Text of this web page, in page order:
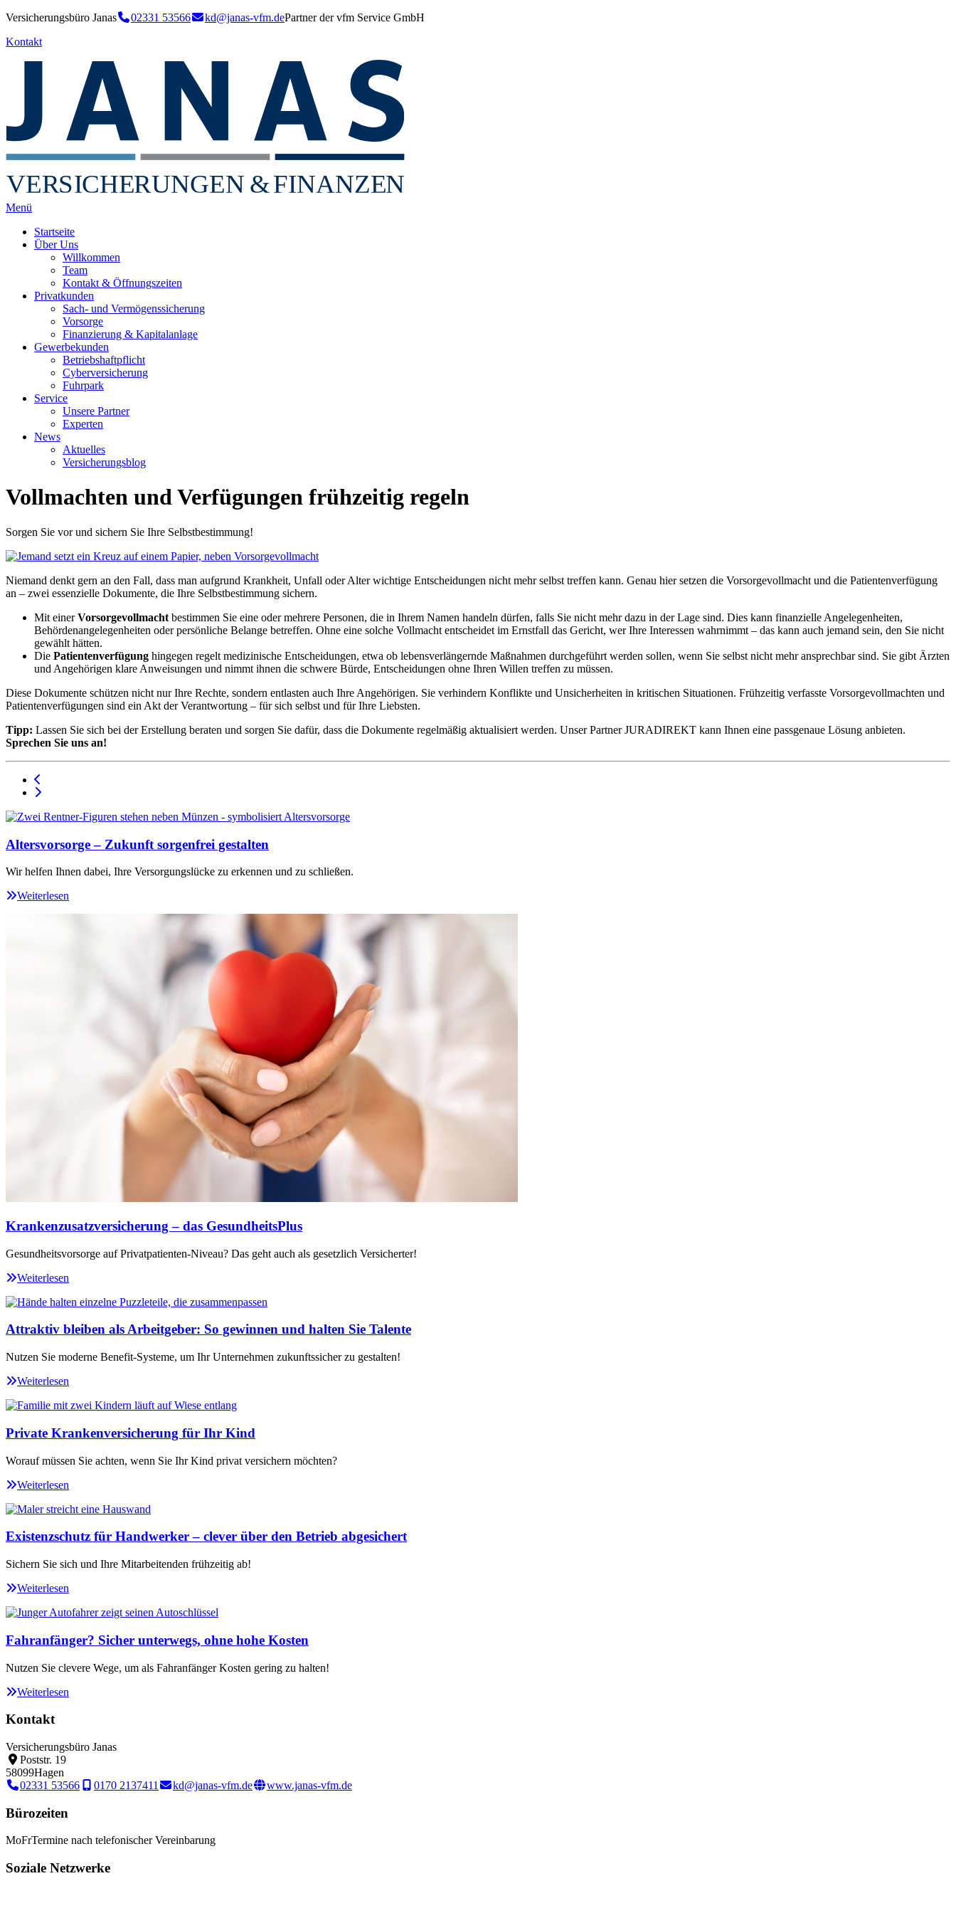
Versicherungsbüro Janas 02331 53566 kd@janas-vfm.dePartner der vfm Service GmbH
Kontakt
VERSICHERUNGEN&FINANZEN
Menü
Startseite
Über Uns
Willkommen
Team
Kontakt & Öffnungszeiten
Privatkunden
Sach- und Vermögenssicherung
Vorsorge
Finanzierung & Kapitalanlage
Gewerbekunden
Betriebshaftpflicht
Cyberversicherung
Fuhrpark
Service
Unsere Partner
Experten
News
Aktuelles
Versicherungsblog
Vollmachten und Verfügungen frühzeitig regeln
Sorgen Sie vor und sichern Sie Ihre Selbstbestimmung!
Niemand denkt gern an den Fall, dass man aufgrund Krankheit, Unfall oder Alter wichtige Entscheidungen nicht mehr selbst treffen kann. Genau hier setzen die Vorsorgevollmacht und die Patientenverfügung
an – zwei essenzielle Dokumente, die Ihre Selbstbestimmung sichern.
Mit einerVorsorgevollmacht bestimmen Sie eine oder mehrere Personen, die in Ihrem Namen handeln dürfen, falls Sie nicht mehr dazu in der Lage sind. Dies kann finanzielle Angelegenheiten,
Behördenangelegenheiten oder persönliche Belange betreffen. Ohne eine solche Vollmacht entscheidet im Ernstfall das Gericht, wer Ihre Interessen wahrnimmt – das kann auch jemand sein, den Sie nicht
gewählt hätten.
Die Patientenverfügung hingegen regelt medizinische Entscheidungen, etwa ob lebensverlängernde Maßnahmen durchgeführt werden sollen, wenn Sie selbst nicht mehr ansprechbar sind. Sie gibt Ärzten
und Angehörigen klare Anweisungen und nimmt ihnen die schwere Bürde, Entscheidungen ohne Ihren Willen treffen zu müssen.
Diese Dokumente schützen nicht nur Ihre Rechte, sondern entlasten auch Ihre Angehörigen. Sie verhindern Konflikte und Unsicherheiten in kritischen Situationen. Frühzeitig verfasste Vorsorgevollmachten und
Patientenverfügungen sind ein Akt der Verantwortung – für sich selbst und für Ihre Liebsten.
Tipp: Lassen Sie sich bei der Erstellung beraten und sorgen Sie dafür, dass die Dokumente regelmäßig aktualisiert werden. Unser Partner JURADIREKT kann Ihnen eine passgenaue Lösung anbieten.
Sprechen Sie uns an!
Altersvorsorge – Zukunft sorgenfrei gestalten
Wir helfen Ihnen dabei, Ihre Versorgungslücke zu erkennen und zu schließen.
Weiterlesen
Krankenzusatzversicherung – das GesundheitsPlus
Gesundheitsvorsorge auf Privatpatienten-Niveau? Das geht auch als gesetzlich Versicherter!
Weiterlesen
Attraktiv bleiben als Arbeitgeber: So gewinnen und halten Sie Talente
Nutzen Sie moderne Benefit-Systeme, um Ihr Unternehmen zukunftssicher zu gestalten!
Weiterlesen
Private Krankenversicherung für Ihr Kind
Worauf müssen Sie achten, wenn Sie Ihr Kind privat versichern möchten?
Weiterlesen
Existenzschutz für Handwerker – clever über den Betrieb abgesichert
Sichern Sie sich und Ihre Mitarbeitenden frühzeitig ab!
Weiterlesen
Fahranfänger? Sicher unterwegs, ohne hohe Kosten
Nutzen Sie clevere Wege, um als Fahranfänger Kosten gering zu halten!
Weiterlesen
Kontakt
Versicherungsbüro Janas
Poststr. 19
58099Hagen
02331 53566
0170 2137411 kd@janas-vfm.de www.janas-vfm.de
Bürozeiten
MoFrTermine nach telefonischer Vereinbarung
Soziale Netzwerke